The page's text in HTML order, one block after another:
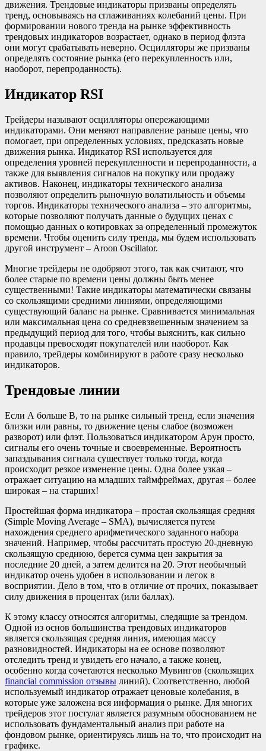
движения. Трендовые индикаторы призваны определять
тренд, основываясь на сглаживаниях колебаний цены. При
формировании нового тренда на рынке эффективность
трендовых индикаторов возрастает, однако в период флэта
они могут срабатывать неверно. Осцилляторы же призваны
определять состояние рынка (его перекупленность или,
наоборот, перепроданность).
Индикатор RSI
Трейдеры называют осцилляторы опережающими
индикаторами. Они меняют направление раньше цены, что
помогает, при определенных условиях, предсказать новые
движения рынка. Индикатор RSI используется для
определения уровней перекупленности и перепроданности, а
также для выявления сигналов на покупку или продажу
активов. Наконец, индикаторы технического анализа
позволяют определить рыночную волатильность и объемы
торгов. Индикаторы технического анализа – это алгоритмы,
которые позволяют получать данные о будущих ценах с
помощью данных о котировках за определенный промежуток
времени. Чтобы оценить силу тренда, мы будем использовать
другой инструмент – Aroon Oscillator.
Многие трейдеры не одобряют этого, так как считают, что
более старые по времени цены должны быть менее
существенными! Такие индикаторы математически связаны
со скользящими средними линиями, определяющими
существующий баланс на рынке. Сравнивается минимальная
или максимальная цена со средневзвешенным значением за
предыдущий период для того, чтобы выяснить, как сильно
продавцы превосходят покупателей или наоборот. Как
правило, трейдеры комбинируют в работе сразу несколько
индикаторов.
Трендовые линии
Если А больше В, то на рынке сильный тренд, если значения
близки или равны, то движение цены слабое (возможен
разворот) или флэт. Пользоваться индикатором Арун просто,
сигналы его очень точные и своевременные. Вероятность
запаздывания сигнала существует только тогда, когда
происходит резкое изменение цены. Одна более узкая –
отражает ситуацию на младших таймфреймах, другая – более
широкая – на старших!
Простейшая форма индикатора – простая скользящая средняя
(Simple Moving Average – SMA), вычисляется путем
нахождения среднего арифметического заданного набора
значений. Например, чтобы рассчитать простую 20-дневную
скользящую среднюю, берется сумма цен закрытия за
последние 20 дней, а затем делится на 20. Этот необычный
индикатор очень удобен в использовании и легок в
восприятии. Дело в том, что в отличие от прочих, показывает
силу движения в процентах (или баллах).
К этому классу относятся алгоритмы, следящие за трендом.
Одной из основ большинства трендовых индикаторов
является скользящая средняя линия, имеющая массу
разновидностей. Индикаторы на ее основе позволяют
отследить тренд и увидеть его начало, а также конец,
особенно когда сочетаются несколько Мувингов (скользящих
financial commission отзывы линий). Соответственно, любой
используемый индикатор отражает ценовые колебания, в
которые уже заложена вся информация о рынке. Для многих
трейдеров этот постулат является разумным обоснованием не
использовать фундаментальный анализ при работе на
фондовом рынке, ориентируясь лишь на то, что происходит на
графике.